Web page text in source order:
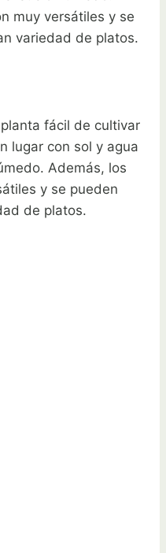
muy versátiles y se
variedad de platos.
fácil de cultivar
lugar con sol y agua
Además, los
y se pueden
de platos.